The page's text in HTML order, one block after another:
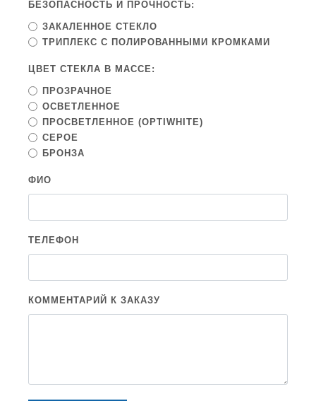
БЕЗОПАСНОСТЬ И ПРОЧНОСТЬ:
ЗАКАЛЕННОЕ СТЕКЛО
ТРИПЛЕКС С ПОЛИРОВАННЫМИ КРОМКАМИ
ЦВЕТ СТЕКЛА В МАССЕ:
ПРОЗРАЧНОЕ
ОСВЕТЛЕННОЕ
ПРОСВЕТЛЕННОЕ (OPTIWHITE)
СЕРОЕ
БРОНЗА
ФИО
ТЕЛЕФОН
КОММЕНТАРИЙ К ЗАКАЗУ